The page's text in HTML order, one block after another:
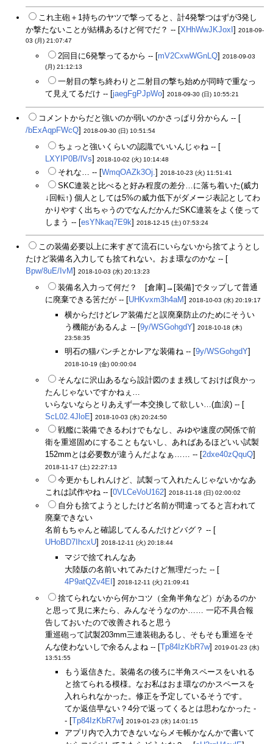
これ主砲＋1持ちのヤツで撃ってると、計4発撃つはずが3発し
か撃たないことが結構あるけど何でだ？ -- [XHhWwJKJoxI ] 2018-09-
03 (月) 21:07:47
2回目に6発撃ってるから -- [mV2CxwWGnLQ] 2018-09-03
(月) 21:12:13
一射目の撃ち終わりと二射目の撃ち始めが同時で重なっ
て見えてるだけ -- [jaegFgPJpWo] 2018-09-30 (日) 10:55:21
コメントからだと強いのか弱いのかさっぱり分からん -- [
/bExAqpFWcQ] 2018-09-30 (日) 10:51:54
ちょっと強いくらいの認識でいいんじゃね -- [
LXYIP0B/lVs] 2018-10-02 (火) 10:14:48
それな… -- [WmqOAZk3Oj. ] 2018-10-23 (火) 11:51:41
SKC連装と比べると好み程度の差分…に落ち着いた(威力
↓回転↑) 個人としては5%の威力低下がダメージ表記としてわ
かりやすく出ちゃうのでなんだかんだSKC連装をよく使って
しまう -- [esYNkaq7E9k] 2018-12-15 (土) 07:53:24
この装備必要以上に来すぎて流石にいらないから捨てようとし
たけど装備名入力しても捨てれない。おま環なのかな -- [
Bpw/8uE/IvM] 2018-10-03 (水) 20:13:23
装備名入力って何だ？ [倉庫]→[装備]でタップして普通
に廃棄できる筈だが -- [UHKvxm3h4aM] 2018-10-03 (水) 20:19:17
横からだけどレア装備だと誤廃棄防止のためにそうい
う機能があるんよ -- [9y/WSGohgdY] 2018-10-18 (木)
23:58:35
明石の猫パンチとかレアな装備ね -- [9y/WSGohgdY]
2018-10-19 (金) 00:00:04
そんなに沢山あるなら設計図のまま残しておけば良かっ
たんじゃないですかねぇ…
いらないならとりあえず一本交換して欲しい…(血涙) -- [
ScL02.4JloE] 2018-10-03 (水) 20:24:50
戦艦に装備できるわけでもなし、みゆや速度の関係で前
衛を重巡固めにすることもないし、あればあるほどいい試製
152mmとは必要数が違うんだよなぁ…… -- [2dxe40zQquQ]
2018-11-17 (土) 22:27:13
今更かもしれんけど、試製って入れたんじゃないかなあ
これは試作やね -- [0VLCeVoU162] 2018-11-18 (日) 02:00:02
自分も捨てようとしたけど名前が間違ってると言われて
廃棄できない
名前もちゃんと確認してんるんだけどバグ？ -- [
UHoBD7IhcxU] 2018-12-11 (火) 20:18:44
マジで捨てれんなあ
大陸版の名前いれてみたけど無理だった -- [
4P9atQZv4EI] 2018-12-11 (火) 21:09:41
捨てられないから何かコツ（全角半角など）があるのか
と思って見に来たら、みんなそうなのか…… 一応不具合報
告しておいたので改善されると思う
重巡砲って試製203mm三連装砲あるし、そもそも重巡をそ
んな使わないしで余るんよね -- [Tp84IzKbR7w] 2019-01-23 (水)
13:51:55
もう返信きた。装備名の後ろに半角スペースをいれる
と捨てられる模様。なお私はおま環なのかスペースを
入れられなかった。修正を予定しているそうです。
てか返信早ない？4分で返ってくるとは思わなかった -
- [Tp84IzKbR7w] 2019-01-23 (水) 14:01:15
アプリ内で入力できないならメモ帳かなんかで書いて